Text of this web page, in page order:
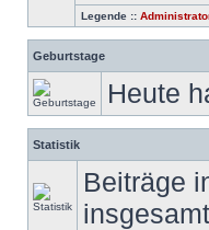
Legende ::
Geburtstage
Heute
Statistik
Beiträge